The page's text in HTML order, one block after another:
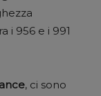
i 956 e i 991
, ci sono